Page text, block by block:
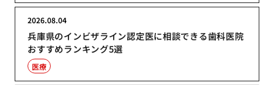
兵庫県のインビザライン認定医に相談できる歯科医院
おすすめランキング5選
2026.08.04
医療